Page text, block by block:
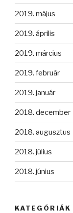
2019. május
2019. április
2019. március
2019. február
2019. január
2018. december
2018. augusztus
2018. július
2018. június
KATEGÓRIÁK